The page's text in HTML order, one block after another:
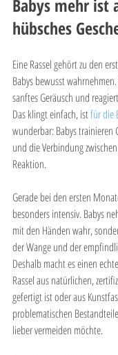
Babys mehr ist
hübsches
Eine Rassel gehört zu den
Babys bewusst
sanftes Geräusch und
Das klingt einfach, ist für die
wunderbar: Babys trainieren
und die Verbindung
Reaktion.
Gerade bei den ersten
besonders intensiv. Babys
mit den Händen wahr,
der Wange und der
Deshalb macht es einen
Rassel aus natürlichen,
gefertigt ist oder aus
problematischen
lieber vermeiden möchte.